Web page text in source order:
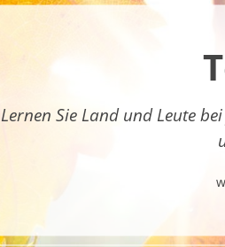
Lernen Sie Land und Leute